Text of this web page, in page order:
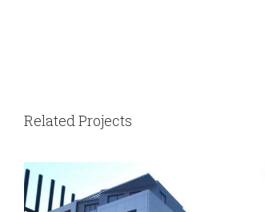
Related Projects